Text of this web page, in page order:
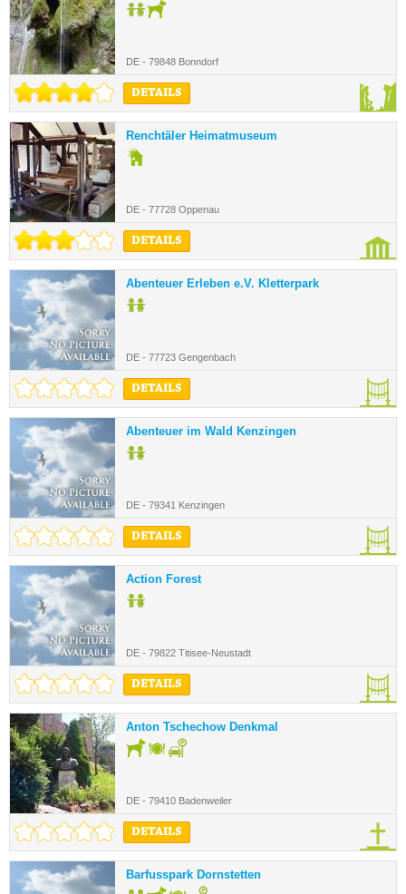
DE - 79848 Bonndorf
DETAILS
Renchtäler Heimatmuseum
DE - 77728 Oppenau
DETAILS
Abenteuer Erleben e.V. Kletterpark
DE - 77723 Gengenbach
DETAILS
Abenteuer im Wald Kenzingen
DE - 79341 Kenzingen
DETAILS
Action Forest
DE - 79822 Titisee-Neustadt
DETAILS
Anton Tschechow Denkmal
DE - 79410 Badenweiler
DETAILS
Barfusspark Dornstetten